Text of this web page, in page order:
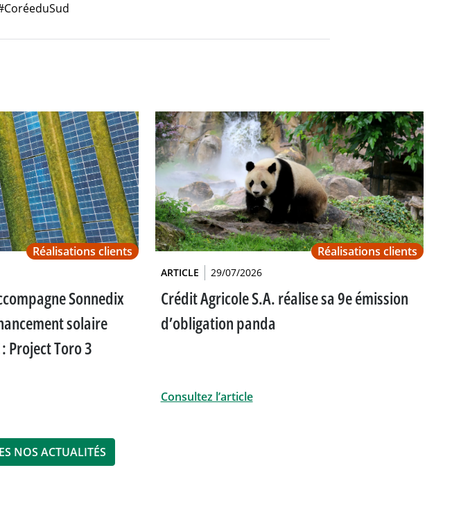
Réalisations clients
Sonnedix
solaire
Project Toro 3
Réalisations clients
ARTICLE 29/07/2026
Crédit Agricole S.A. réalise sa 9e émission
d’obligation panda
Consultez l’article
NOS ACTUALITÉS